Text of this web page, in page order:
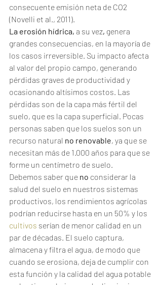
consecuente emisión neta de CO2
(Novelli et al., 2011).
La erosión hídrica, a su vez, genera
grandes consecuencias, en la mayoría de
los casos irreversible. Su impacto afecta
al valor del propio campo, generando
pérdidas graves de productividad y
ocasionando altísimos costos. Las
pérdidas son de la capa más fértil del
suelo, que es la capa superficial. Pocas
personas saben que los suelos son un
recurso natural no renovable, ya que se
necesitan más de 1.000 años para que se
forme un centímetro de suelo.
Debemos saber que no considerar la
salud del suelo en nuestros sistemas
productivos, los rendimientos agrícolas
podrían reducirse hasta en un 50% y los
cultivos serían de menor calidad en un
par de décadas. El suelo captura,
almacena y filtra el agua, de modo que
cuando se erosiona, deja de cumplir con
esta función y la calidad del agua potable